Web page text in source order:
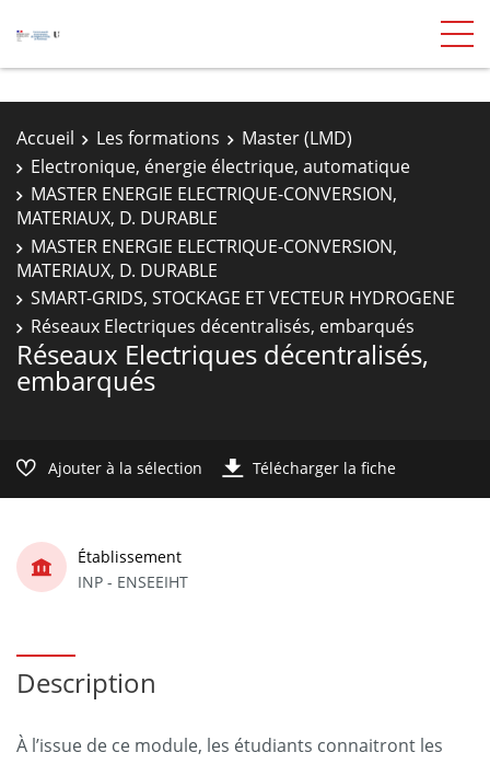
Accueil Les formations
Master (LMD)
Electronique, énergie électrique, automatique
MASTER ENERGIE ELECTRIQUE-CONVERSION,
MATERIAUX, D. DURABLE
MASTER ENERGIE ELECTRIQUE-CONVERSION,
MATERIAUX, D. DURABLE
SMART-GRIDS, STOCKAGE ET VECTEUR HYDROGENE
Réseaux Electriques décentralisés, embarqués
Réseaux Electriques décentralisés,
embarqués
Ajouter à la sélection Télécharger la fiche
Établissement
INP - ENSEEIHT
Description
À l’issue de ce module, les étudiants connaitront les